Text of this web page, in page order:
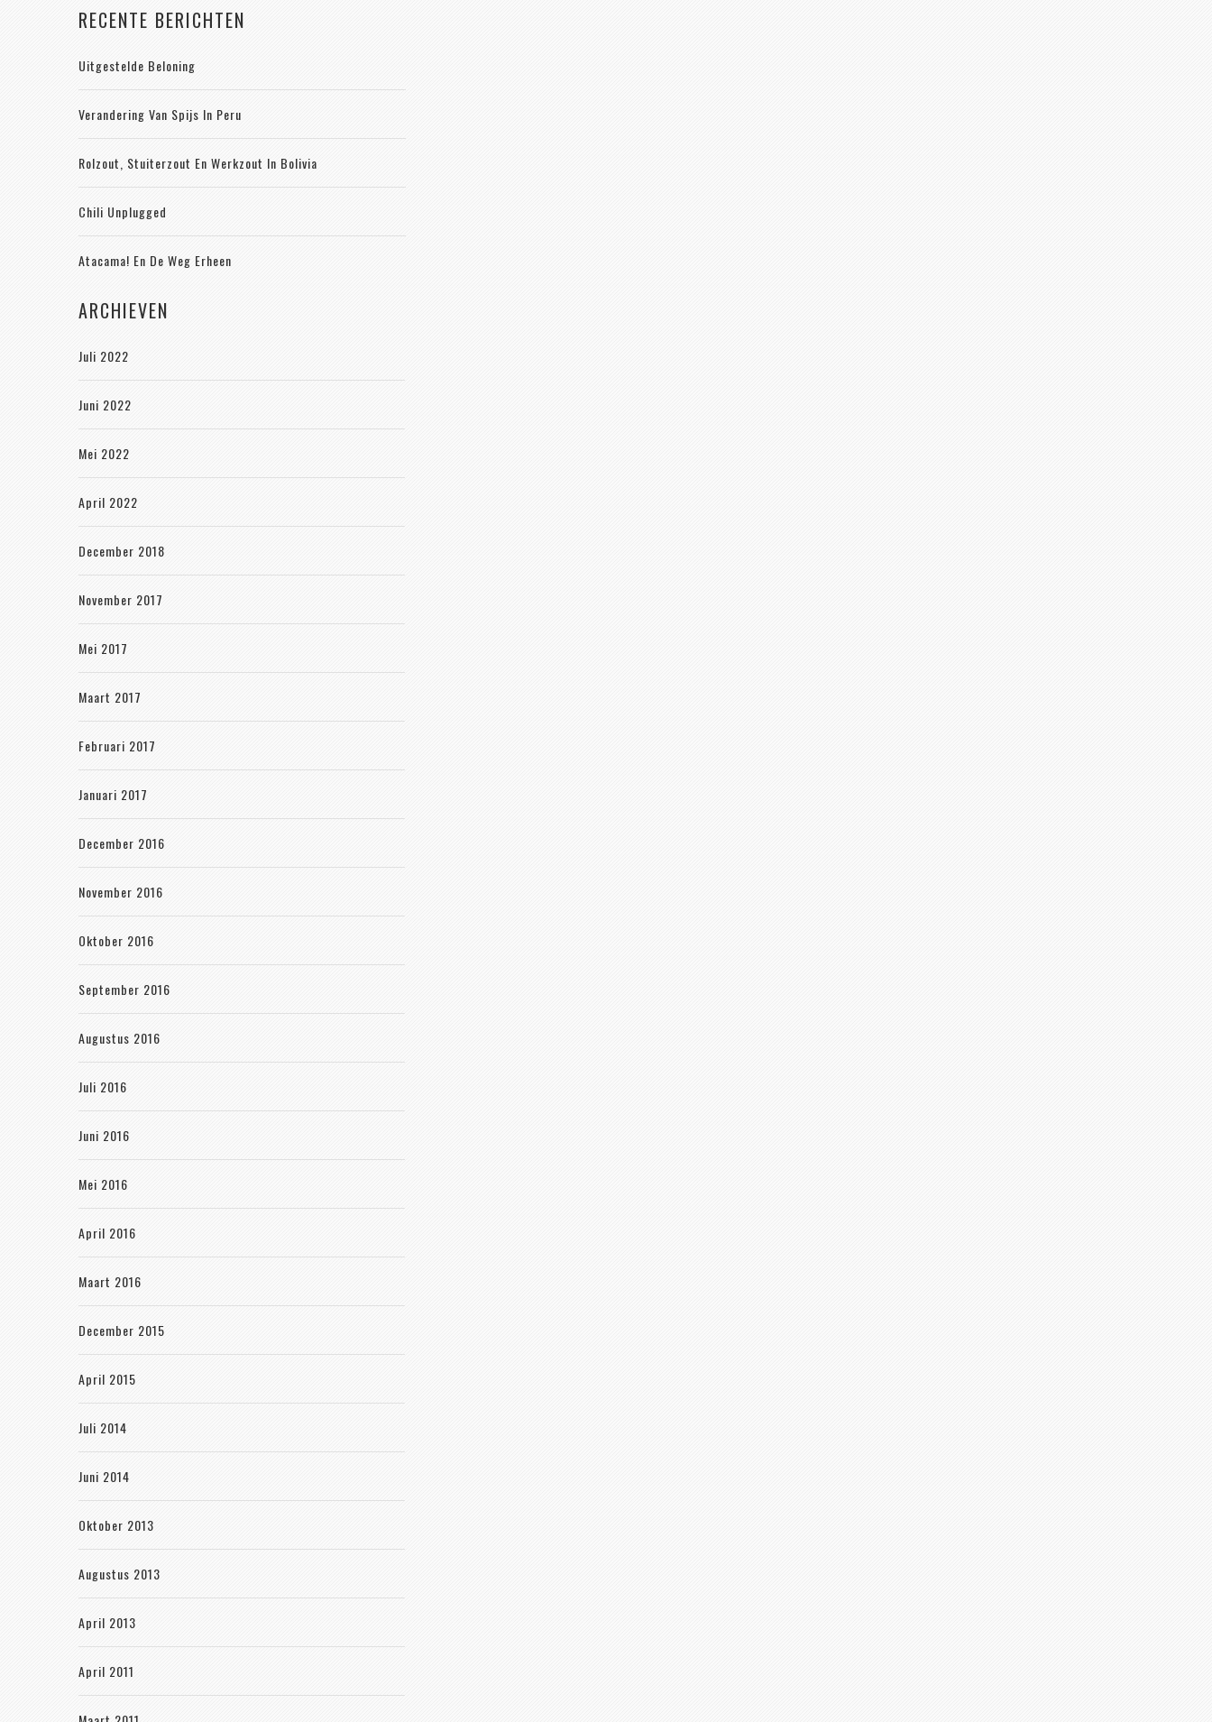
RECENTE BERICHTEN
Uitgestelde Beloning
Verandering Van Spijs In Peru
Rolzout, Stuiterzout En Werkzout In Bolivia
Chili Unplugged
Atacama! En De Weg Erheen
ARCHIEVEN
Juli 2022
Juni 2022
Mei 2022
April 2022
December 2018
November 2017
Mei 2017
Maart 2017
Februari 2017
Januari 2017
December 2016
November 2016
Oktober 2016
September 2016
Augustus 2016
Juli 2016
Juni 2016
Mei 2016
April 2016
Maart 2016
December 2015
April 2015
Juli 2014
Juni 2014
Oktober 2013
Augustus 2013
April 2013
April 2011